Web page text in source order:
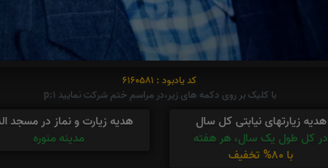
کد یادبود : 6160581
با کلیک بر روی دکمه های زیر،در مراسم ختم شرکت نمایید p:1
هدیه زیارتهای نیابتی کل سال
در کل طول یک سال، هر هفته
با 80% تخفیف
هدیه زیارت و نماز در مسجد
مدینه منوره